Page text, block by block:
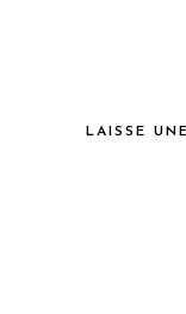
LAISSE